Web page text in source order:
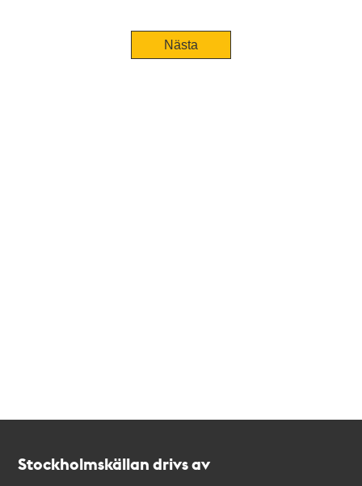
Nästa
Stockholmskällan drivs av